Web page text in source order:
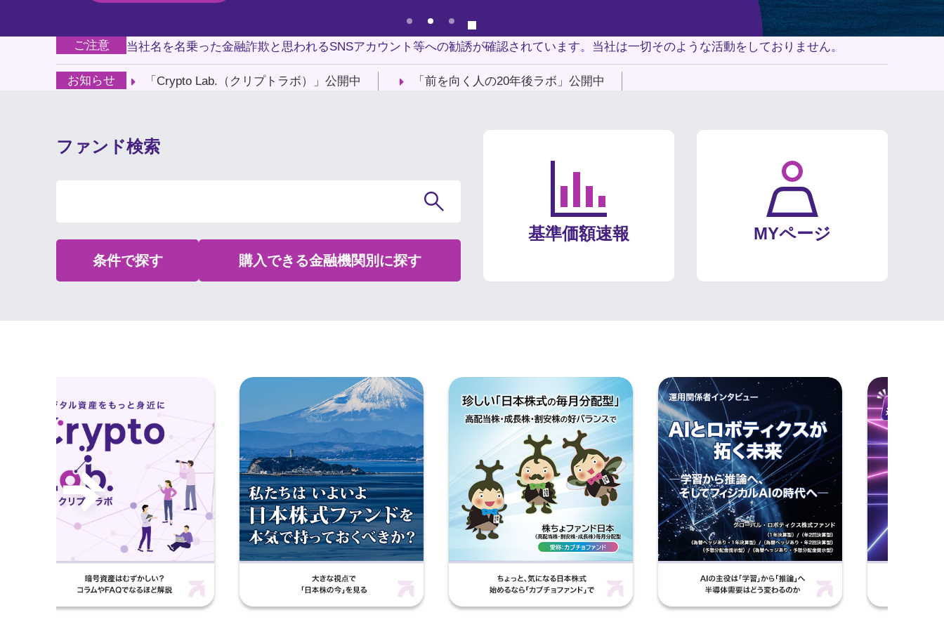
Pause
ご注意
当社名を名乗った金融詐欺と思われるSNSアカウント等への勧誘が確認されています。当社は一切そのような活動をしておりません。
お知らせ 「Crypto Lab.（クリプトラボ）」公開中 「前を向く人の20年後ラボ」公開中
ファンド検索
条件で探す 購入できる金融機関別に探す
基準価額速報 MYページ